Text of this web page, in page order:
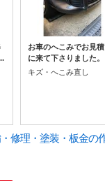
お車のへこみでお見積
に来て下さりました
りがとうございました
なる事もお気軽にご
ください！
キズ・へこみ直し
修理・塗装・板金の